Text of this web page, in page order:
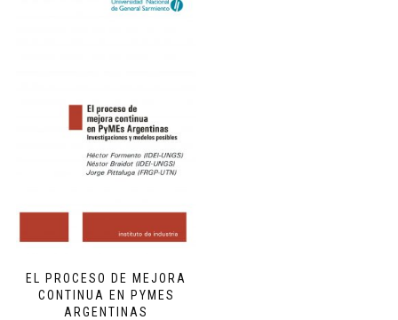
EL PROCESO DE MEJORA
CONTINUA EN PYMES
ARGENTINAS